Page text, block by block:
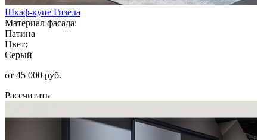
Шкаф-купе Гизела
Материал фасада:
Патина
Цвет:
Серый
от 45 000 руб.
Рассчитать